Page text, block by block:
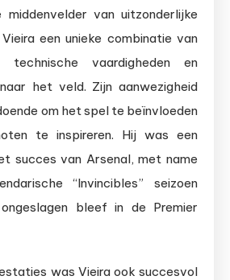
van uitzonderlijke
een unieke combinatie van
vaardigheden en
het veld. Zijn aanwezigheid
om het spel te beïnvloeden
te inspireren. Hij was een
succes van Arsenal, met name
“Invincibles” seizoen
bleef in de Premier
was Vieira ook succesvol